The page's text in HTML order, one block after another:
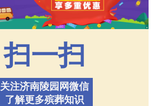
扫一扫
关注济南陵园网微信
了解更多殡葬知识